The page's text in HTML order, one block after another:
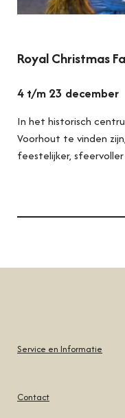
Royal Christmas
4 t/m 23 december
In het historisch
Voorhout te vinden
feestelijker,
Service en Informatie
Contact